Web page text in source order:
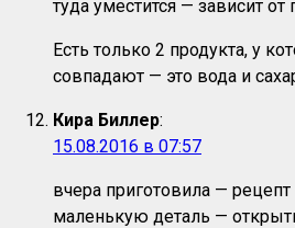
туда уместится — зависит от
Есть только 2 продукта, у
совпадают — это вода и
Кира Биллер:
15.08.2016 в 07:57
вчера приготовила —
маленькую деталь —